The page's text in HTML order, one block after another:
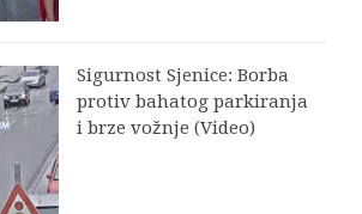
Sigurnost Sjenice: Borba
protiv bahatog parkiranja
i brze vožnje (Video)